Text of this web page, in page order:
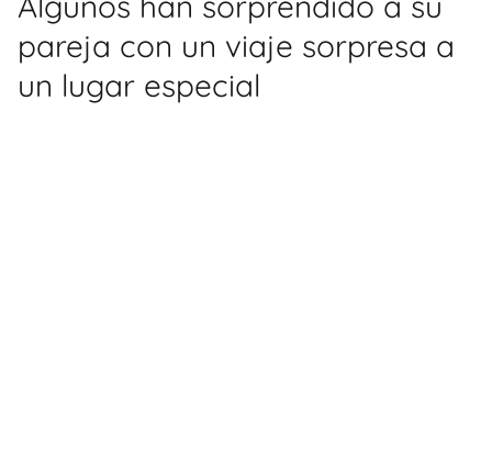
pareja con un viaje sorpresa a
un lugar especial